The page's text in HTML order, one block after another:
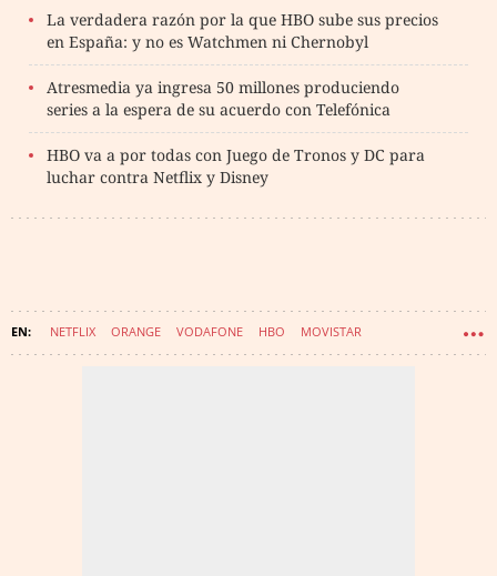
La verdadera razón por la que HBO sube sus precios
en España: y no es Watchmen ni Chernobyl
Atresmedia ya ingresa 50 millones produciendo
series a la espera de su acuerdo con Telefónica
HBO va a por todas con Juego de Tronos y DC para
luchar contra Netflix y Disney
NETFLIX ORANGE VODAFONE HBO MOVISTAR